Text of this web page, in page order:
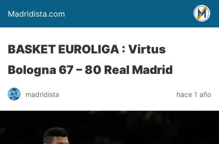
Madridista.com
BASKET EUROLIGA : Virtus
Bologna 67 – 80 Real Madrid
madridista hace 1 año